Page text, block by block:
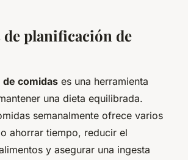
de planificación de
de comidas es una herramienta
una dieta equilibrada.
semanalmente ofrece varios
ahorrar tiempo, reducir el
y asegurar una ingesta